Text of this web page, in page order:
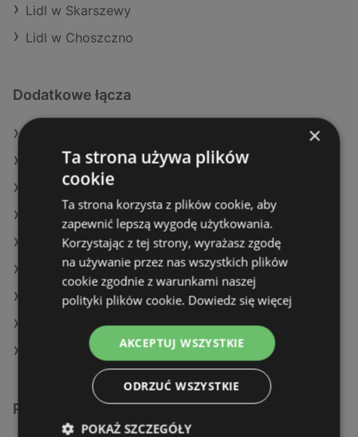
Lidl w Skarszewy
Lidl w Choszczno
Dodatkowe łącza
Oferty POLOmarket
Oferty Delikatesy Centrum
Aktualne gazetki Dino
Aktualne gazetki Aldi
Aktualne gazetki Auchan
Aktualne gazetki Action
Aktualne gazetki Biedronka
Sklepy Lidl w Międzyzdroje
Podobne sklepy detaliczne
×
Ta strona używa plików
cookie
Ta strona korzysta z plików cookie, aby
zapewnić lepszą wygodę użytkowania.
Korzystając z tej strony, wyrażasz zgodę
na używanie przez nas wszystkich plików
cookie zgodnie z warunkami naszej
polityki plików cookie. Dowiedz się więcej
AKCEPTUJ WSZYSTKIE
ODRZUĆ WSZYSTKIE
POKAŻ SZCZEGÓŁY